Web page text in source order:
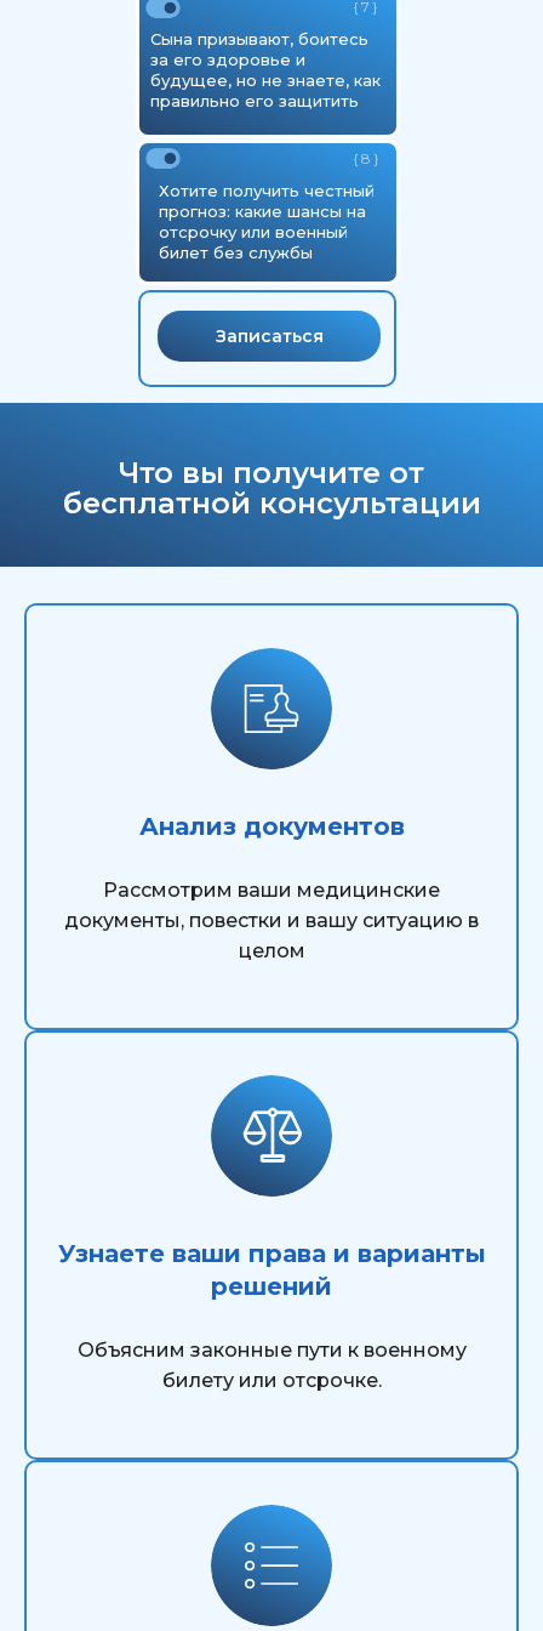
Сына призывают, боитесь
за его здоровье и
будущее, но не знаете, как
правильно его защитить
Хотите получить честный
прогноз: какие шансы на
отсрочку или военный
билет без службы
{ 7 }
{ 8 }
Записаться
Что вы получите от
бесплатной консультации
Анализ документов
Рассмотрим ваши медицинские
документы, повестки и вашу ситуацию в
целом
Узнаете ваши права и варианты
решений
Объясним законные пути к военному
билету или отсрочке.